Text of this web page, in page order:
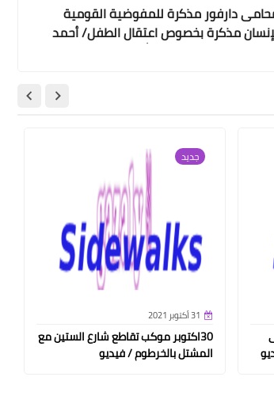
دارفور مذكرة للمفوضية القومية
مذكرة بخصوص اعتقال الطفل/ أحمد
عبد الرحيم عبد الله
جديد
31 أكتوبر 2021
30اكتوبر موكب تقاطع شارع الستين مع
المشتل بالخرطوم / فيديو